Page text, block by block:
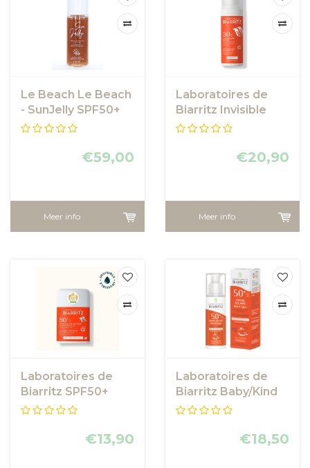
Le Beach Le Beach
- SunJelly SPF50+
Face and Body
€59,00
Meer info
Laboratoires de
Biarritz Invisible
Sun Milk SPF30
€20,90
Meer info
Laboratoires de
Biarritz SPF50+
Invisible Sun Stick
€13,90
Laboratoires de
Biarritz Baby/Kind
sunscreen SPF50+
€18,50